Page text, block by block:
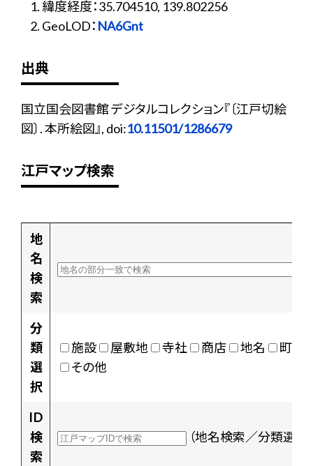
緯度経度：35.704510, 139.802256
GeoLOD： NA6Gnt
出典
国立国会図書館 デジタルコレクション『〔江戸切絵
図〕. 本所絵図』, doi:10.11501/1286679
江戸マップ検索
地
名
検
索
分
類
選
択
施設 屋敷地 寺社 商店 地名
町村
その他
ID
検
索
（地名検索／分類選択